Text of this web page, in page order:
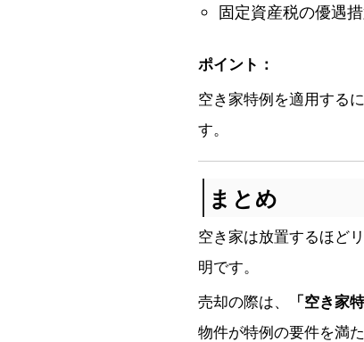
固定資産税の優遇
ポイント：
空き家特例を適用するに
す。
まとめ
空き家は放置するほど
明です。
売却の際は、
「空き家
物件が特例の要件を満た